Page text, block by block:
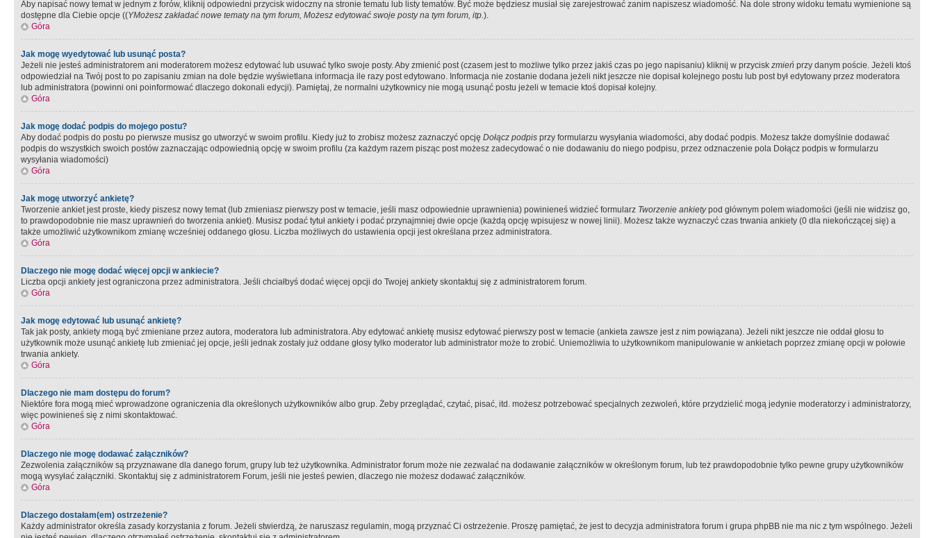
Aby napisać nowy temat w jednym z forów, kliknij odpowiedni przycisk widoczny na stronie tematu lub listy tematów. Być może będziesz musiał się zarejestrować zanim napiszesz wiadomość. Na dole strony widoku tematu wymienione są
dostępne dla Ciebie opcje ((YMożesz zakładać nowe tematy na tym forum, Możesz edytować swoje posty na tym forum, itp.).
Góra
Jak mogę wyedytować lub usunąć posta?
Jeżeli nie jesteś administratorem ani moderatorem możesz edytować lub usuwać tylko swoje posty. Aby zmienić post (czasem jest to możliwe tylko przez jakiś czas po jego napisaniu) kliknij w przycisk zmień przy danym poście. Jeżeli ktoś
odpowiedział na Twój post to po zapisaniu zmian na dole będzie wyświetlana informacja ile razy post edytowano. Informacja nie zostanie dodana jeżeli nikt jeszcze nie dopisał kolejnego postu lub post był edytowany przez moderatora
lub administratora (powinni oni poinformować dlaczego dokonali edycji). Pamiętaj, że normalni użytkownicy nie mogą usunąć postu jeżeli w temacie ktoś dopisał kolejny.
Góra
Jak mogę dodać podpis do mojego postu?
Aby dodać podpis do postu po pierwsze musisz go utworzyć w swoim profilu. Kiedy już to zrobisz możesz zaznaczyć opcję Dołącz podpis przy formularzu wysyłania wiadomości, aby dodać podpis. Możesz także domyślnie dodawać
podpis do wszystkich swoich postów zaznaczając odpowiednią opcję w swoim profilu (za każdym razem pisząc post możesz zadecydować o nie dodawaniu do niego podpisu, przez odznaczenie pola Dołącz podpis w formularzu
wysyłania wiadomości)
Góra
Jak mogę utworzyć ankietę?
Tworzenie ankiet jest proste, kiedy piszesz nowy temat (lub zmieniasz pierwszy post w temacie, jeśli masz odpowiednie uprawnienia) powinieneś widzieć formularz Tworzenie ankietypod głównym polem wiadomości (jeśli nie widzisz go,
to prawdopodobnie nie masz uprawnień do tworzenia ankiet). Musisz podać tytuł ankiety i podać przynajmniej dwie opcje (każdą opcję wpisujesz w nowej linii). Możesz także wyznaczyć czas trwania ankiety (0 dla niekończącej się) a
także umożliwić użytkownikom zmianę wcześniej oddanego głosu. Liczba możliwych do ustawienia opcji jest określana przez administratora.
Góra
Dlaczego nie mogę dodać więcej opcji w ankiecie?
Liczba opcji ankiety jest ograniczona przez administratora. Jeśli chciałbyś dodać więcej opcji do Twojej ankiety skontaktuj się z administratorem forum.
Góra
Jak mogę edytować lub usunąć ankietę?
Tak jak posty, ankiety mogą być zmieniane przez autora, moderatora lub administratora. Aby edytować ankietę musisz edytować pierwszy post w temacie (ankieta zawsze jest z nim powiązana). Jeżeli nikt jeszcze nie oddał głosu to
użytkownik może usunąć ankietę lub zmieniać jej opcje, jeśli jednak zostały już oddane głosy tylko moderator lub administrator może to zrobić. Uniemożliwia to użytkownikom manipulowanie w ankietach poprzez zmianę opcji w połowie
trwania ankiety.
Góra
Dlaczego nie mam dostępu do forum?
Niektóre fora mogą mieć wprowadzone ograniczenia dla określonych użytkowników albo grup. Żeby przeglądać, czytać, pisać, itd. możesz potrzebować specjalnych zezwoleń, które przydzielić mogą jedynie moderatorzy i administratorzy,
więc powinieneś się z nimi skontaktować.
Góra
Dlaczego nie mogę dodawać załączników?
Zezwolenia załączników są przyznawane dla danego forum, grupy lub też użytkownika. Administrator forum może nie zezwalać na dodawanie załączników w określonym forum, lub też prawdopodobnie tylko pewne grupy użytkowników
mogą wysyłać załączniki. Skontaktuj się z administratorem Forum, jeśli nie jesteś pewien, dlaczego nie możesz dodawać załączników.
Góra
Dlaczego dostałam(em) ostrzeżenie?
Każdy administrator określa zasady korzystania z forum. Jeżeli stwierdzą, że naruszasz regulamin, mogą przyznać Ci ostrzeżenie. Proszę pamiętać, że jest to decyzja administratora forum i grupa phpBB nie ma nic z tym wspólnego. Jeżeli